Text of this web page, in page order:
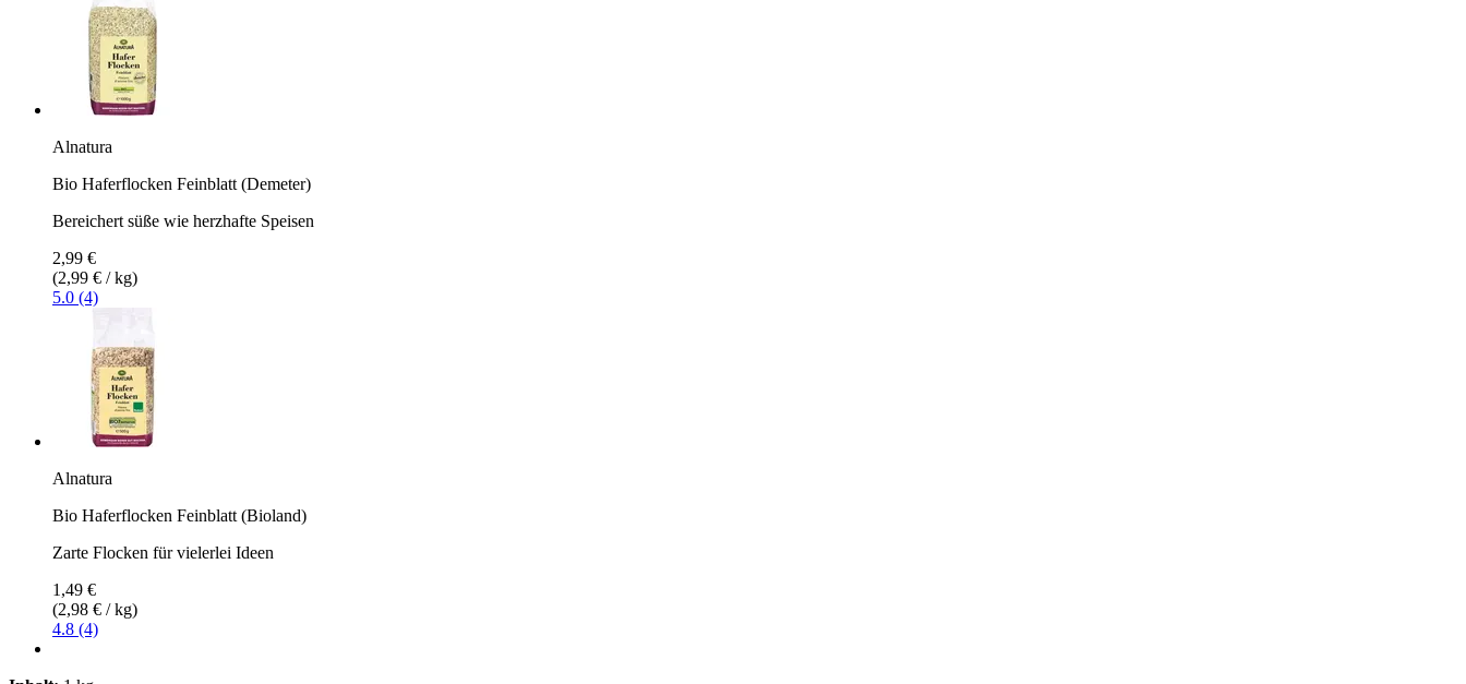
Alnatura
Bio Haferflocken Feinblatt (Demeter)
Bereichert süße wie herzhafte Speisen
2,99 €
(2,99 € / kg)
5.0 (4)
Alnatura
Bio Haferflocken Feinblatt (Bioland)
Zarte Flocken für vielerlei Ideen
1,49 €
(2,98 € / kg)
4.8 (4)